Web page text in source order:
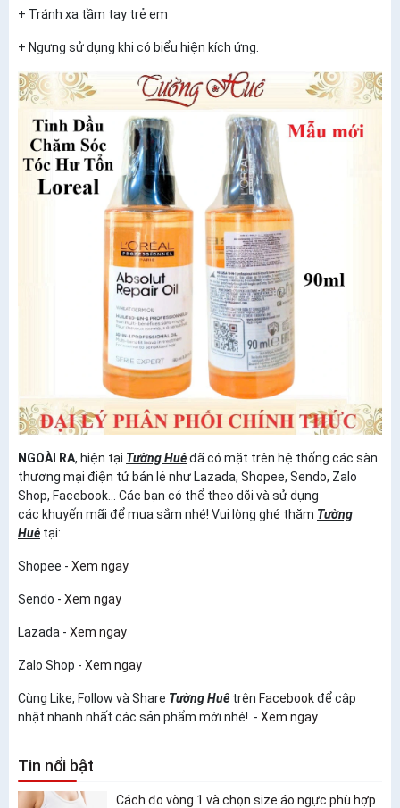
+ Tránh xa tầm tay trẻ em
+ Ngưng sử dụng khi có biểu hiện kích ứng.
NGOÀI RA, hiện tại Tường Huêđã có mặt trên hệ thống các sàn
thương mại điện tử bán lẻ như Lazada, Shopee, Sendo, Zalo
Shop, Facebook... Các bạn có thể theo dõi và sử dụng
các khuyến mãi để mua sắm nhé! Vui lòng ghé thăm Tường
Huê tại:
Shopee - Xem ngay
Sendo - Xem ngay
Lazada - Xem ngay
Zalo Shop - Xem ngay
Cùng Like, Follow và Share Tường Huê trên Facebookđể cập
nhật nhanh nhất các sản phẩm mới nhé! - Xem ngay
Tin nổi bật
Cách đo vòng 1 và chọn size áo ngực phù hợp